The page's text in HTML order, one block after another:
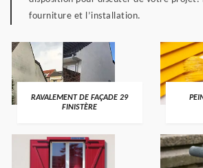
fourniture et l’installation.
RAVALEMENT DE FAÇADE 29
FINISTÈRE